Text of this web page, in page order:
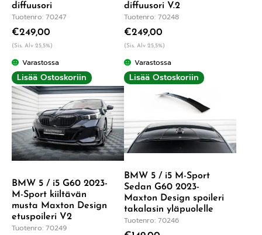
diffuusori
Tuotenro: 70247
€249,00
(Sis. Alv 25,5%)
Varastossa
Lisää Ostoskoriin
diffuusori V.2
Tuotenro: 70248
€249,00
(Sis. Alv 25,5%)
Varastossa
Lisää Ostoskoriin
BMW 5 / i5 G60 2023-
M-Sport kiiltävän
musta Maxton Design
etuspoileri V2
Tuotenro: 70249
BMW 5 / i5 M-Sport
Sedan G60 2023-
Maxton Design spoileri
takalasin yläpuolelle
Tuotenro: 70246